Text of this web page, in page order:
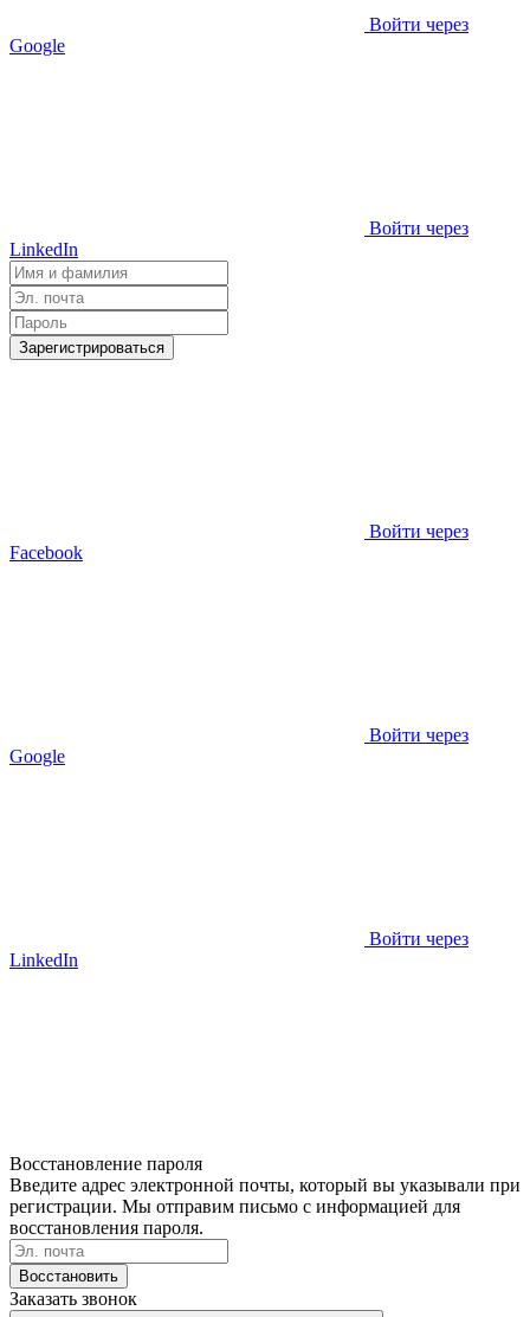
Войти через
Google
Войти через
LinkedIn
Зарегистрироваться
Войти через
Facebook
Войти через
Google
Войти через
LinkedIn
Восстановление пароля
Введите адрес электронной почты, который вы указывали при
регистрации. Мы отправим письмо с информацией для
восстановления пароля.
Восстановить
Заказать звонок